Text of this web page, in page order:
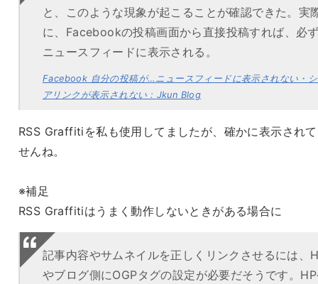
と、このような現象が起こることが確認できた。実
に、Facebookの投稿画面から直接投稿すれば、必
ニュースフィードに表示される。
Facebook 自分の投稿が…ニュースフィードに表示されない・
アリンクが表示されない : Jkun Blog
RSS Graffitiを私も使用してましたが、確かに表示され
せんね。
※補足
RSS Graffitiはうまく動作しないときがある場合に
記事内容やサムネイルを正しくリンクさせるには、
やブログ側にOGPタグの設定が必要だそうです。